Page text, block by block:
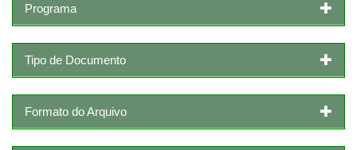
Programa
Tipo de Documento
Formato do Arquivo